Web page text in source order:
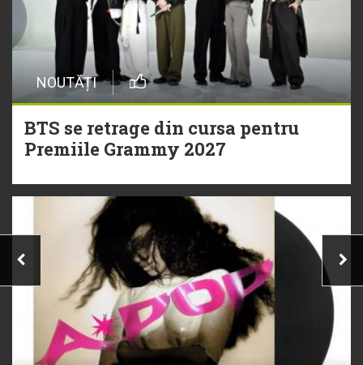
NOUTĂȚI
BTS se retrage din cursa pentru
Premiile Grammy 2027